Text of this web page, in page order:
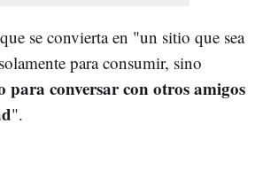
se convierta en "un sitio que sea
para consumir, sino
para conversar con otros amigos
".